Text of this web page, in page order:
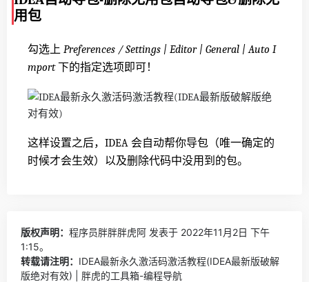
用包
勾选上 Preferences / Settings | Editor | General | Auto I
mport下的指定选项即可！
这样设置之后，IDEA 会自动帮你导包（唯一确定的
时候才会生效）以及删除代码中没用到的包。
版权声明： 程序员胖胖胖虎阿 发表于 2022年11月2日 下午
1:15。
转载请注明： IDEA最新永久激活码激活教程(IDEA最新版破解
版绝对有效) | 胖虎的工具箱-编程导航